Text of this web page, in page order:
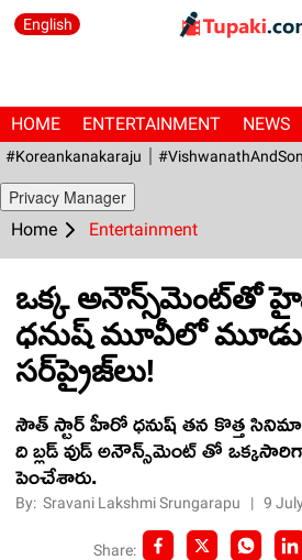
English
HOME ENTERTAINMENT NEWS
#Koreankanakaraju
Privacy Manager
Home Entertainment
ఒక్క అనౌన్స్‌మెంట్‌తో
ధనుష్ మూవీలో
సర్‌ప్రైజ్‌లు!
సౌత్ స్టార్ హీరో ధనుష్ తన కొత్త
ది బ్ల‌డ్ వుడ్ అనౌన్స్‌మెంట్ తో
పెంచేశారు.
By:Sravani Lakshmi Srungarapu |9
Share: